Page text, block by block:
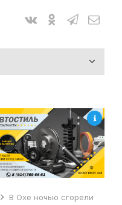
В Охе ночью сгорели